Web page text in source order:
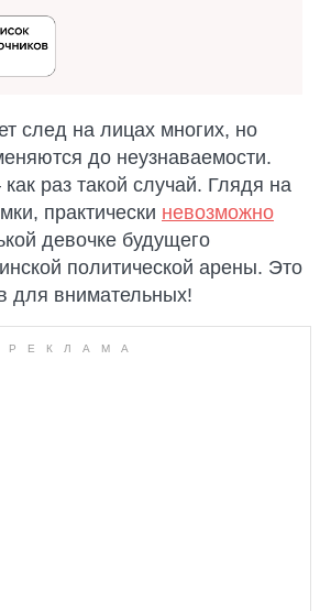
след на лицах многих, но
до неузнаваемости.
раз такой случай. Глядя на
практически невозможно
девочке будущего
политической арены. Это
для внимательных!